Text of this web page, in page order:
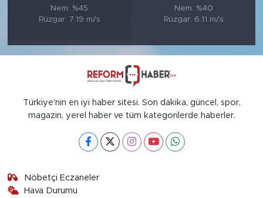
Nem: %45
Rüzgar: 7.19 m/s
Nem: %40
Rüzgar: 6.11 m/s
Türkiye'nin en iyi haber sitesi. Son dakika, güncel, spor,
magazin, yerel haber ve tüm kategorilerde haberler.
Nöbetçi Eczaneler
Hava Durumu